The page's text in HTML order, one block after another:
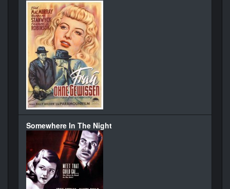
Somewhere In The Night